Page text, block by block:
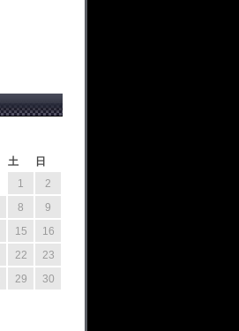
土
日
1
2
8
9
15
16
22
23
29
30